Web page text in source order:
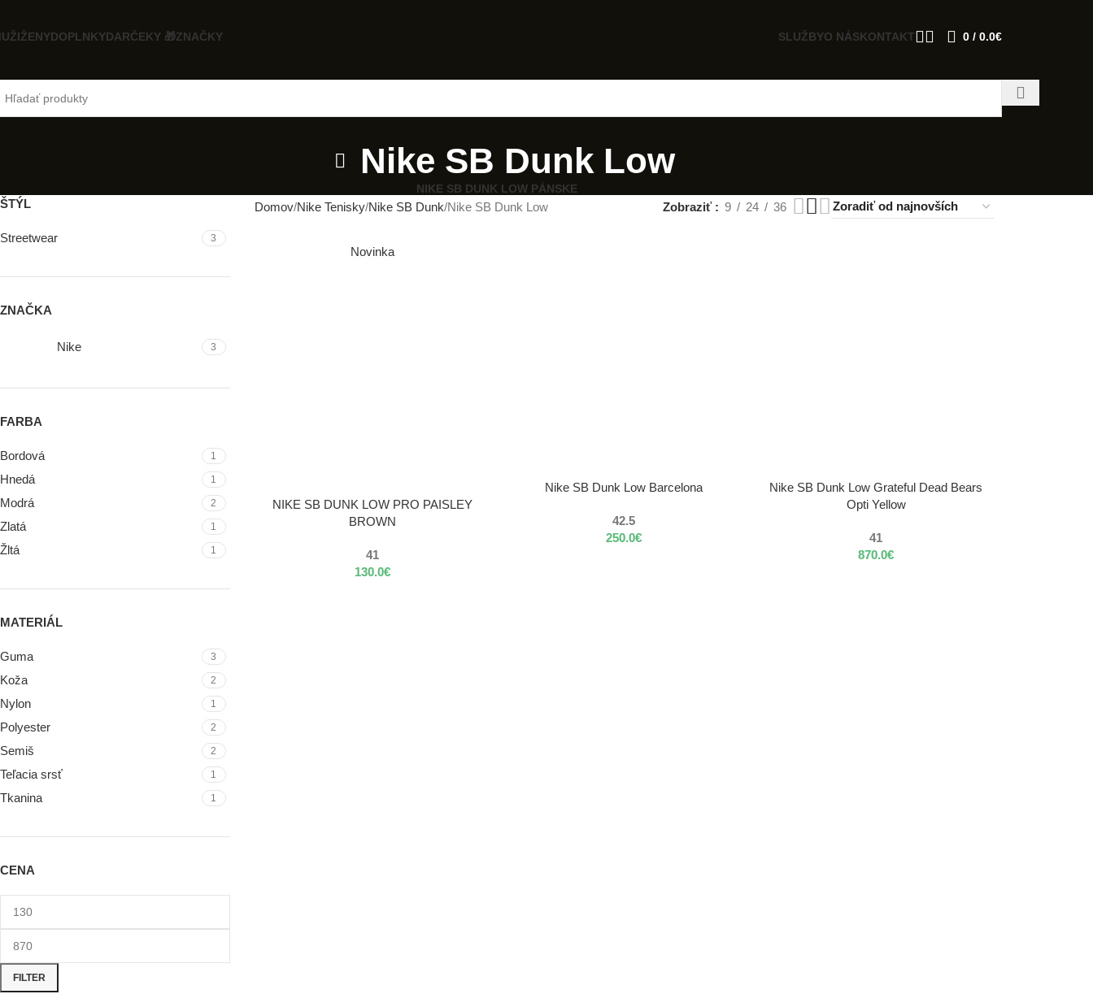
ŽENYDOPLNKYDARČEKY 🎁ZNAČKY SLUŽBYO NÁSKONTAKT 0 / 0.0€
Nike SB Dunk Low
NIKE SB DUNK LOW PÁNSKE
ŠTÝL
Streetwear 3
ZNAČKA
Nike 3
FARBA
Bordová 1
Hnedá 1
Modrá 2
Zlatá 1
Žltá 1
MATERIÁL
Guma 3
Koža 2
Nylon 1
Polyester 2
Semiš 2
Teľacia srsť 1
Tkanina 1
CENA
FILTER
Domov Nike Tenisky Nike SB Dunk Nike SB Dunk Low Zobraziť 9 24 36
Novinka
VÝBER MOŽNOSTÍ
NIKE SB DUNK LOW PRO PAISLEY
BROWN
41
130.0€
VÝBER MOŽNOSTÍ
Nike SB Dunk Low Barcelona
42.5
250.0€
VÝBER MOŽNOSTÍ
Nike SB Dunk Low Grateful Dead Bears
Opti Yellow
41
870.0€